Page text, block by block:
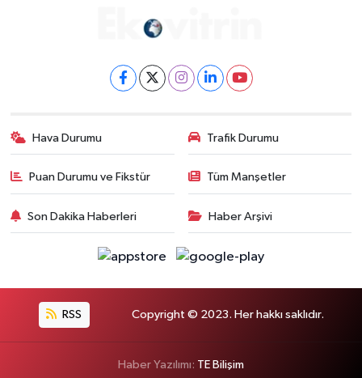
Hava Durumu Trafik Durumu
Puan Durumu ve Fikstür Tüm Manşetler
Son Dakika Haberleri Haber Arşivi
RSS Copyright © 2023. Her hakkı saklıdır.
Haber Yazılımı: TE Bilişim